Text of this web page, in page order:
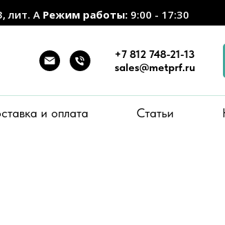
лит. А Режим работы: 9:00 - 17:30
+7 812 748-21-13
sales@metprf.ru
и оплата Статьи